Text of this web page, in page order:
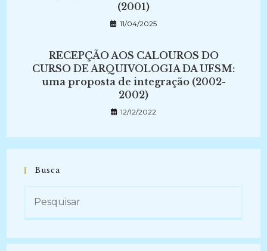
(2001)
11/04/2025
RECEPÇÃO AOS CALOUROS DO
CURSO DE ARQUIVOLOGIA DA UFSM:
uma proposta de integração (2002-
2002)
12/12/2022
Busca